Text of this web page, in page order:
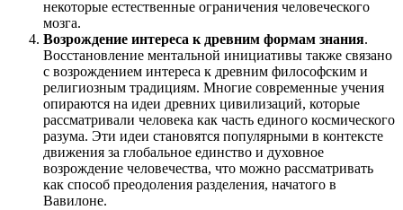
некоторые естественные ограничения человеческого
мозга.
Возрождение интереса к древним формам знания.
Восстановление ментальной инициативы также связано
с возрождением интереса к древним философским и
религиозным традициям. Многие современные учения
опираются на идеи древних цивилизаций, которые
рассматривали человека как часть единого космического
разума. Эти идеи становятся популярными в контексте
движения за глобальное единство и духовное
возрождение человечества, что можно рассматривать
как способ преодоления разделения, начатого в
Вавилоне.